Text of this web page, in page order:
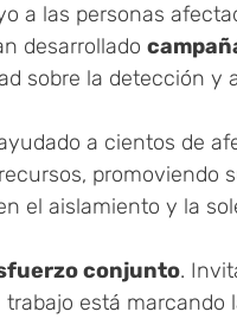
a las personas
desarrollado
sobre la detección y
a cientos de
promoviendo
el aislamiento y la
conjunto.
está marcando